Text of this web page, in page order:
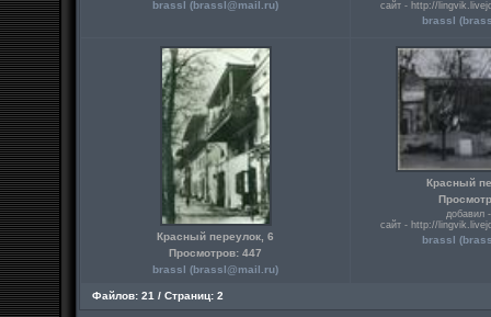
brassl (brassl@mail.ru)
сайт - http://
brassl
Красный переулок, 6
Просмотров: 447
brassl (brassl@mail.ru)
Красный
добавил
сайт - http://
brassl
Файлов: 21 / Страниц: 2